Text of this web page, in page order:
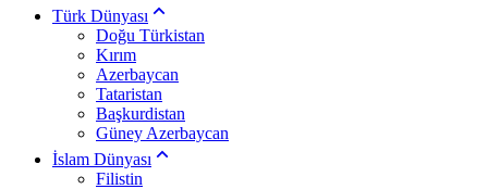
Türk Dünyası
Doğu Türkistan
Kırım
Azerbaycan
Tataristan
Başkurdistan
Güney Azerbaycan
İslam Dünyası
Filistin